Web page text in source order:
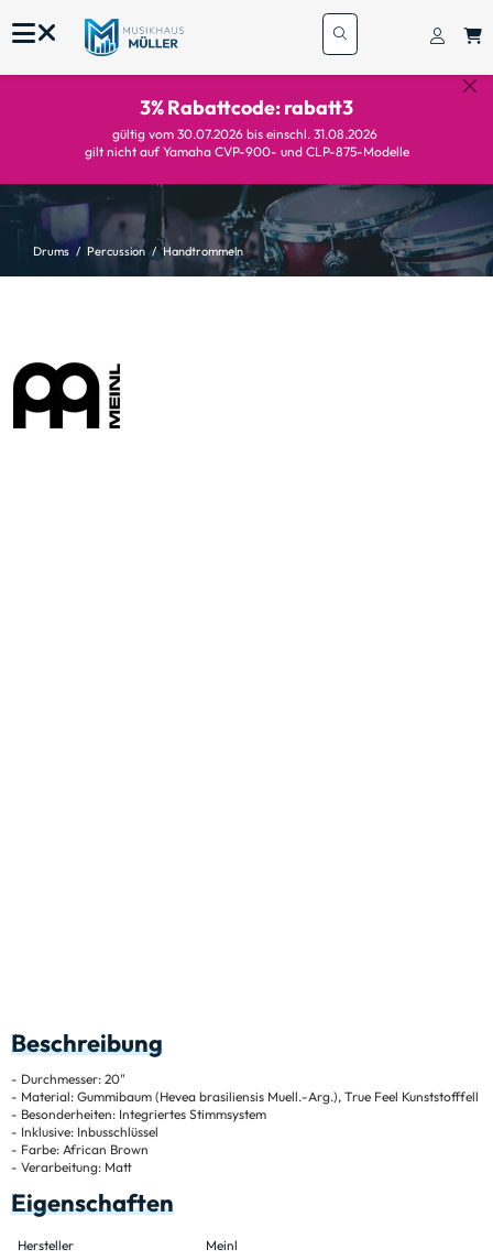
3% Rabattcode: rabatt3
gültig vom 30.07.2026 bis einschl. 31.08.2026
gilt nicht auf Yamaha CVP-900- und CLP-875-Modelle
Drums Percussion Handtrommeln
Beschreibung
- Durchmesser: 20"
- Material: Gummibaum (Hevea brasiliensis Muell.-Arg.), True Feel Kunststofffell
- Besonderheiten: Integriertes Stimmsystem
- Inklusive: Inbusschlüssel
- Farbe: African Brown
- Verarbeitung: Matt
Eigenschaften
Hersteller
Meinl